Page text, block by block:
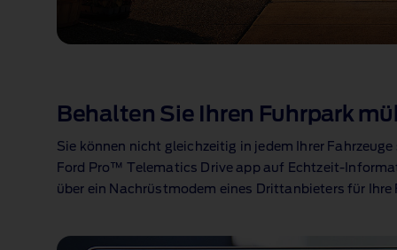
Behalten Sie Ihren Fuhrpark
Sie können nicht gleichzeitig in jedem Ihrer
Ford Pro™ Telematics Drive app auf
über ein Nachrüstmodem eines Drittanbieters für